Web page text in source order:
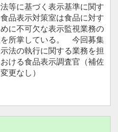
等に基づく表示基準に関す
品表示対策室は食品に対す
に不可欠な表示監視業務の
所掌している。 今回募集
法の執行に関する業務を担
ける食品表示調査官（補佐
なし）